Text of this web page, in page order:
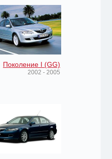
Поколение I (GG)
2002 - 2005